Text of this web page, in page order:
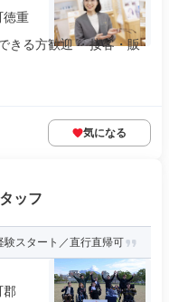
徳重
きる方歓迎 ・接客・販
気になる
ッフ
験スタート／直行直帰可
郡